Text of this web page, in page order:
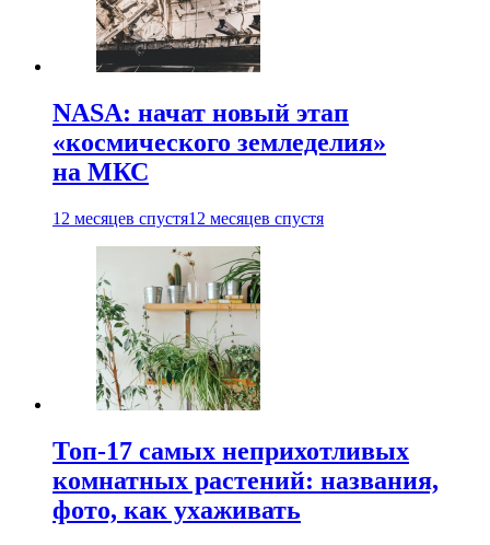
NASA: начат новый этап
«космического земледелия»
на МКС
12 месяцев спустя12 месяцев спустя
Топ-17 самых неприхотливых
комнатных растений: названия,
фото, как ухаживать